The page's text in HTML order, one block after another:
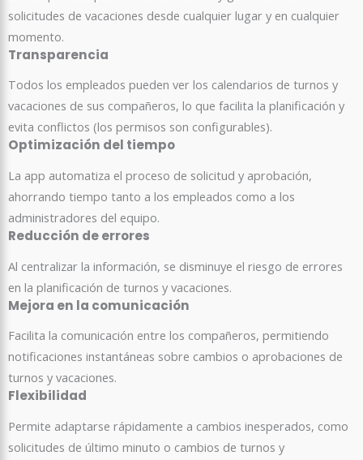
solicitudes de vacaciones desde cualquier lugar y en cualquier
momento.
Transparencia
Todos los empleados pueden ver los calendarios de turnos y
vacaciones de sus compañeros, lo que facilita la planificación y
evita conflictos (los permisos son configurables).
Optimización del tiempo
La app automatiza el proceso de solicitud y aprobación,
ahorrando tiempo tanto a los empleados como a los
administradores del equipo.
Reducción de errores
Al centralizar la información, se disminuye el riesgo de errores
en la planificación de turnos y vacaciones.
Mejora en la comunicación
Facilita la comunicación entre los compañeros, permitiendo
notificaciones instantáneas sobre cambios o aprobaciones de
turnos y vacaciones.
Flexibilidad
Permite adaptarse rápidamente a cambios inesperados, como
solicitudes de último minuto o cambios de turnos y